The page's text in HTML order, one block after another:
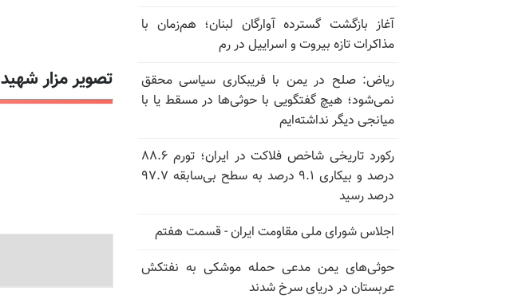
تصویر مزار شهید
آغاز بازگشت گسترده آوارگان لبنان؛ هم‌زمان با
مذاکرات تازه بیروت و اسراییل در رم
ریاض: صلح در یمن با فریبکاری سیاسی محقق
نمی‌شود؛ هیچ گفتگویی با حوثی‌ها در مسقط یا با
میانجی دیگر نداشته‌ایم
رکورد تاریخی شاخص فلاکت در ایران؛ تورم ۸۸.۶
درصد و بیکاری ۹.۱ درصد به سطح بی‌سابقه ۹۷.۷
درصد رسید
اجلاس شورای ملی مقاومت ایران - قسمت هفتم
حوثی‌های یمن مدعی حمله موشکی به نفتکش
عربستان در دریای سرخ شدند